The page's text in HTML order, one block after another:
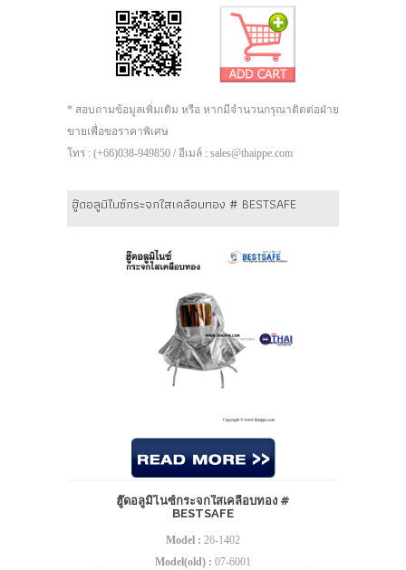
* สอบถามข้อมูลเพิ่มเติม หรือ หากมีจำนวนกรุณาติดต่อฝ่าย
ขายเพื่อขอราคาพิเศษ
โทร : (+66)038-949850 / อีเมล์ : sales@thaippe.com
ฮู๊ดอลูมิไนซ์กระจกใสเคลือบทอง # BESTSAFE
ฮู๊ดอลูมิไนซ์กระจกใสเคลือบทอง #
BESTSAFE
Model : 26-1402
Model(old) : 07-6001